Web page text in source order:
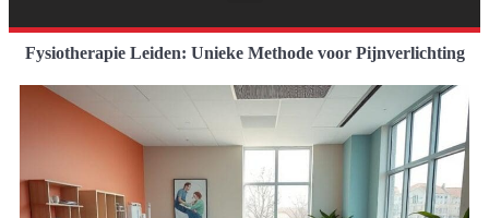
Fysiotherapie Leiden: Unieke Methode voor Pijnverlichting